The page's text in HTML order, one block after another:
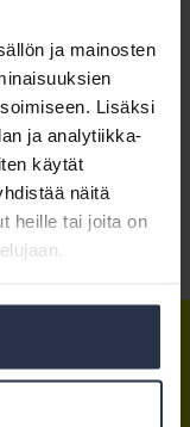
ja mainosten
Lisäksi
ja analytiikka-
käytät
näitä
heille tai joita on